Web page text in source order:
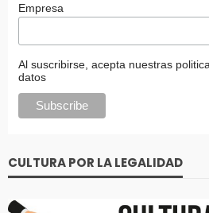
Empresa
Al suscribirse, acepta nuestras
datos
CULTURA POR LA LEGALIDAD